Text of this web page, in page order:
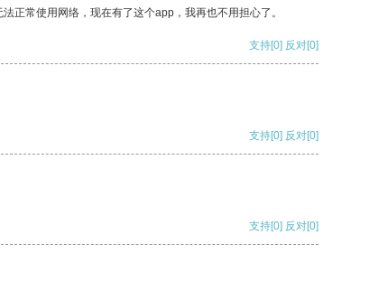
正常使用网络，现在有了这个app，我再也不用担心了。
支持[0] 反对[0]
支持[0] 反对[0]
支持[0] 反对[0]